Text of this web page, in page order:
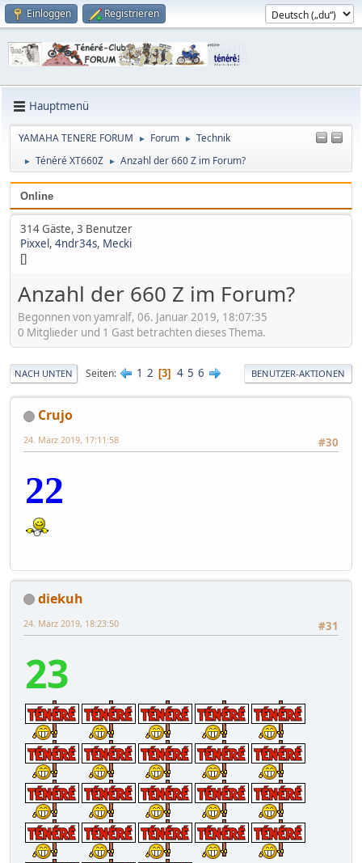
Einloggen Registrieren
Hauptmenü
YAMAHA TENERE FORUM ► Forum ► Technik
► Ténéré XT660Z ► Anzahl der 660 Z im Forum?
Online
314 Gäste, 3 Benutzer
Pixxel, 4ndr34s, Mecki
[]
Anzahl der 660 Z im Forum?
Begonnen von yamralf, 06. Januar 2019, 18:07:35
0 Mitglieder und 1 Gast betrachten dieses Thema.
NACH UNTEN Seiten 1 2 3 4 5 6 BENUTZER-AKTIONEN
Crujo
#30
24. März 2019, 17:11:58
22
diekuh
#31
24. März 2019, 18:23:50
23